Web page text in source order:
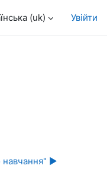
‎(uk)‎ Увійти
навчання" ▶︎